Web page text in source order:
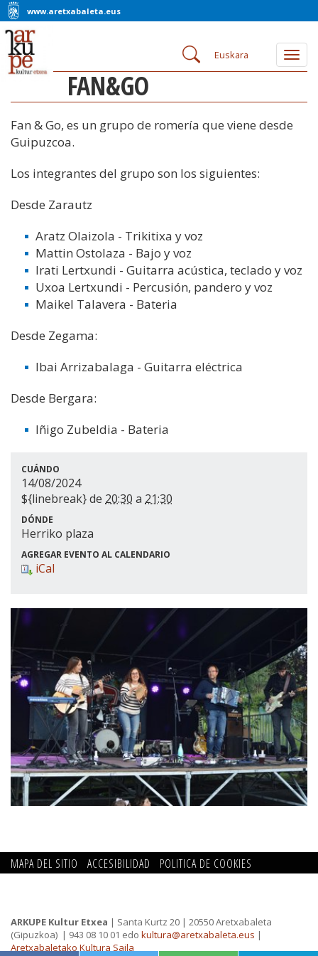
www.aretxabaleta.eus
Euskara
FAN&GO
Fan & Go, es un grupo de romería que viene desde
Guipuzcoa.
Los integrantes del grupo son los siguientes:
Desde Zarautz
Aratz Olaizola - Trikitixa y voz
Mattin Ostolaza - Bajo y voz
Irati Lertxundi - Guitarra acústica, teclado y voz
Uxoa Lertxundi - Percusión, pandero y voz
Maikel Talavera - Bateria
Desde Zegama:
Ibai Arrizabalaga - Guitarra eléctrica
Desde Bergara:
Iñigo Zubeldia - Bateria
CUÁNDO
14/08/2024
${linebreak} de 20:30 a 21:30
DÓNDE
Herriko plaza
AGREGAR EVENTO AL CALENDARIO
iCal
MAPA DEL SITIO ACCESIBILIDAD
POLITICA DE COOKIES
ARKUPE Kultur Etxea | Santa Kurtz 20 | 20550 Aretxabaleta
(Gipuzkoa) | 943 08 10 01 edo kultura@aretxabaleta.eus |
Aretxabaletako Kultura Saila